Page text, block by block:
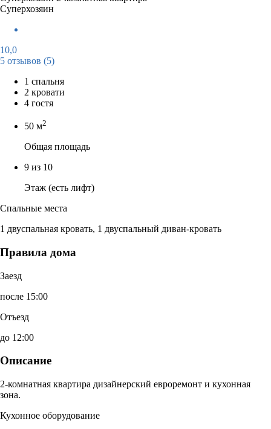
Суперхозяин
10,0
5 отзывов (5)
1 спальня
2 кровати
4 гостя
50 м2
Общая площадь
9 из 10
Этаж (есть лифт)
Спальные места
1 двуспальная кровать, 1 двуспальный диван-кровать
Правила дома
Заезд
после 15:00
Отъезд
до 12:00
Описание
2-комнатная квартира дизайнерский евроремонт и кухонная
зона.
Кухонное оборудование